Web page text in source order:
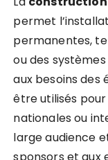
permet
permanentes,
ou des
aux besoins des
être utilisés
nationales ou
large audience